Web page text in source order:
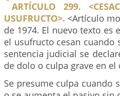
ARTÍCULO 299.
USUFRUCTO>. <Artículo
de 1974. El nuevo texto
el usufructo cesan cuando
sentencia judicial se
de dolo o culpa grave en
Se presume culpa cuando